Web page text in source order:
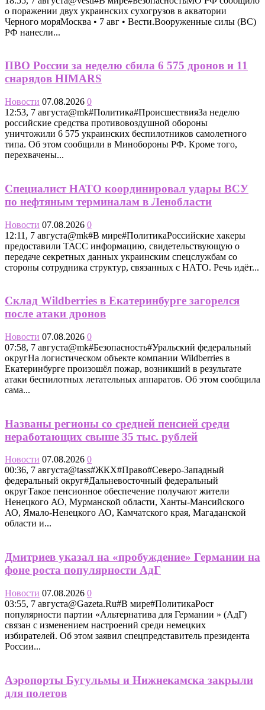
о поражении двух украинских сухогрузов в акватории
Черного моряМосква • 7 авг • Вести.Вооруженные силы (ВС)
РФ нанесли...
ПВО России за неделю сбила 6 575 дронов и 11
снарядов HIMARS
Новости 07.08.2026 0
12:53, 7 августа@mk#Политика#ПроисшествияЗа неделю
российские средства противовоздушной обороны
уничтожили 6 575 украинских беспилотников самолетного
типа. Об этом сообщили в Минобороны РФ. Кроме того,
перехвачены...
Специалист НАТО координировал удары ВСУ
по нефтяным терминалам в Ленобласти
Новости 07.08.2026 0
12:11, 7 августа@mk#В мире#ПолитикаРоссийские хакеры
предоставили ТАСС информацию, свидетельствующую о
передаче секретных данных украинским спецслужбам со
стороны сотрудника структур, связанных с НАТО. Речь идёт...
Склад Wildberries в Екатеринбурге загорелся
после атаки дронов
Новости 07.08.2026 0
07:58, 7 августа@mk#Безопасность#Уральский федеральный
округНа логистическом объекте компании Wildberries в
Екатеринбурге произошёл пожар, возникший в результате
атаки беспилотных летательных аппаратов. Об этом сообщила
сама...
Названы регионы со средней пенсией среди
неработающих свыше 35 тыс. рублей
Новости 07.08.2026 0
00:36, 7 августа@tass#ЖКХ#Право#Северо-Западный
федеральный округ#Дальневосточный федеральный
округТакое пенсионное обеспечение получают жители
Ненецкого АО, Мурманской области, Ханты-Мансийского
АО, Ямало-Ненецкого АО, Камчатского края, Магаданской
области и...
Дмитриев указал на «пробуждение» Германии на
фоне роста популярности АдГ
Новости 07.08.2026 0
03:55, 7 августа@Gazeta.Ru#В мире#ПолитикаРост
популярности партии «Альтернатива для Германии » (АдГ)
связан с изменением настроений среди немецких
избирателей. Об этом заявил спецпредставитель президента
России...
Аэропорты Бугульмы и Нижнекамска закрыли
для полетов